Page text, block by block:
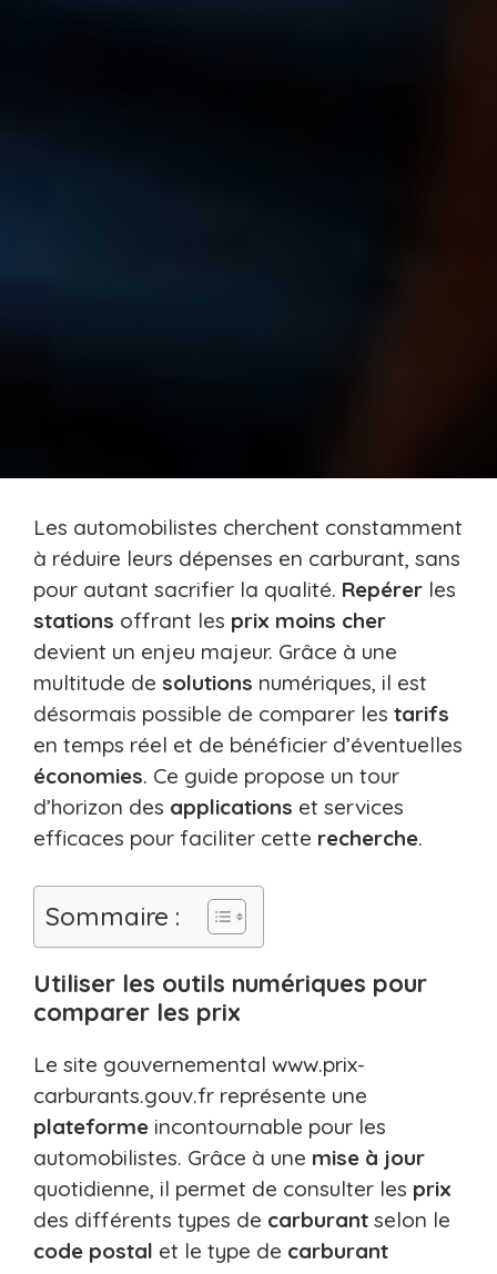
Les automobilistes cherchent constamment
à réduire leurs dépenses en carburant, sans
pour autant sacrifier la qualité. Repérer les
stations offrant les prix moins cher
devient un enjeu majeur. Grâce à une
multitude de solutions numériques, il est
désormais possible de comparer les tarifs
en temps réel et de bénéficier d’éventuelles
économies. Ce guide propose un tour
d’horizon des applications et services
efficaces pour faciliter cette recherche.
Sommaire :
Utiliser les outils numériques pour
comparer les prix
Le site gouvernemental www.prix-
carburants.gouv.fr représente une
plateforme incontournable pour les
automobilistes. Grâce à une mise à jour
quotidienne, il permet de consulter les prix
des différents types de carburant selon le
code postal et le type de carburant